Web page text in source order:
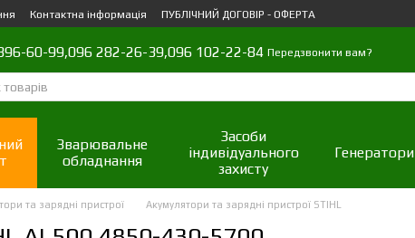
Контактна інформація ПУБЛІЧНИЙ ДОГОВІР - ОФЕРТА
60-99,096 282-26-39,096 102-22-84 Передзвонити вам?
Зварювальне
обладнання
Засоби
індивідуального
захисту
Генератори
та зарядні пристрої Акумулятори та зарядні пристрої STIHL